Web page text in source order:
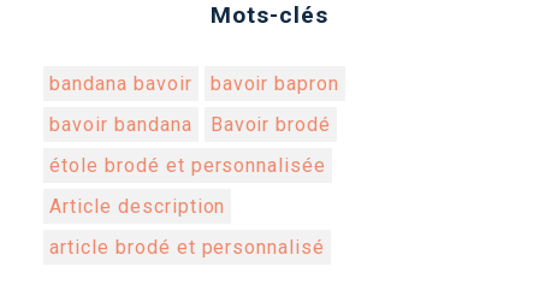
Mots-clés
bandana bavoir
bavoir bapron
bavoir bandana
Bavoir brodé
étole brodé et personnalisée
Article description
article brodé et personnalisé